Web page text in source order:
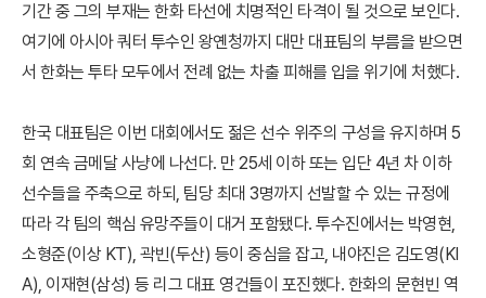
기간 중 그의 부재는 한화 타선에 치명적인 타격이 될 것으로 보인다.
여기에 아시아 쿼터 투수인 왕옌청까지 대만 대표팀의 부름을 받으면
서 한화는 투타 모두에서 전례 없는 차출 피해를 입을 위기에 처했다.
한국 대표팀은 이번 대회에서도 젊은 선수 위주의 구성을 유지하며 5
회 연속 금메달 사냥에 나선다. 만 25세 이하 또는 입단 4년 차 이하
선수들을 주축으로 하되, 팀당 최대 3명까지 선발할 수 있는 규정에
따라 각 팀의 핵심 유망주들이 대거 포함됐다. 투수진에서는 박영현,
소형준(이상 KT), 곽빈(두산) 등이 중심을 잡고, 내야진은 김도영(KI
A), 이재현(삼성) 등 리그 대표 영건들이 포진했다. 한화의 문현빈 역